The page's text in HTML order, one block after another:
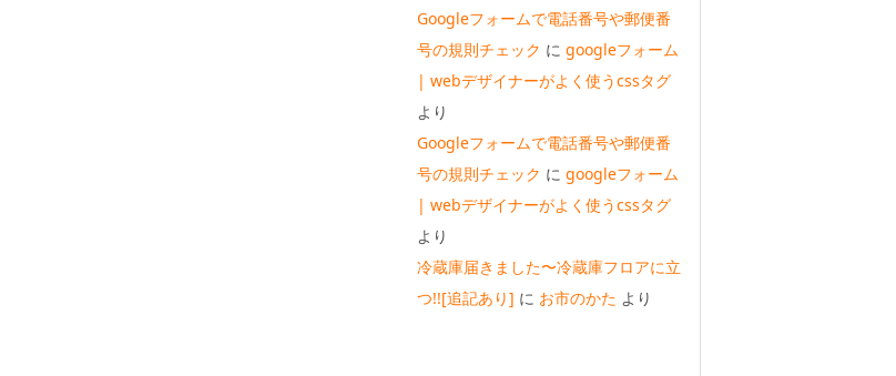
Googleフォームで電話番号や郵便番
号の規則チェック に googleフォーム
| webデザイナーがよく使うcssタグ
より
Googleフォームで電話番号や郵便番
号の規則チェック に googleフォーム
| webデザイナーがよく使うcssタグ
より
冷蔵庫届きました〜冷蔵庫フロアに立
つ!![追記あり] に お市のかた より